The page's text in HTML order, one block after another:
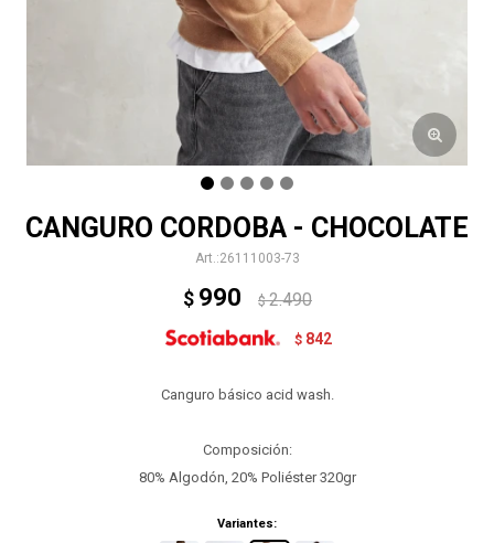
CANGURO CORDOBA - CHOCOLATE
26111003-73
$ 990 $ 2.490
$ 842
Canguro básico acid wash.
Composición:
80% Algodón, 20% Poliéster 320gr
Variantes: